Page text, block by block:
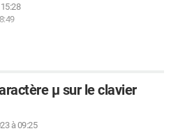
µ sur le clavier
à 09:25